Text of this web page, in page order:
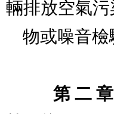
輛排放空氣污
第 二 章